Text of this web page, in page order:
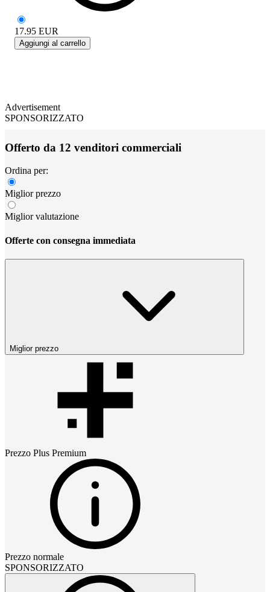
17.95 EUR
Aggiungi al carrello
Advertisement
SPONSORIZZATO
Offerto da 12 venditori commerciali
Ordina per:
Miglior prezzo
Miglior valutazione
Offerte con consegna immediata
Miglior prezzo
Prezzo Plus Premium
Prezzo normale
SPONSORIZZATO